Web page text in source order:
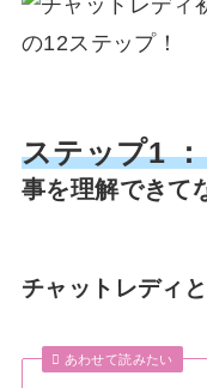
ステップ1 ：
事を理解できて
チャットレディ
あわせて読みたい